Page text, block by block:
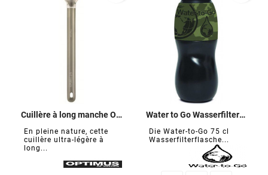
Cuillère à long manche Optimus
En pleine nature, cette
cuillère ultra-légère à
long...
Water to Go Wasserfilterflasche
Die Water-to-Go 75 cl
Wasserfilterflasche...